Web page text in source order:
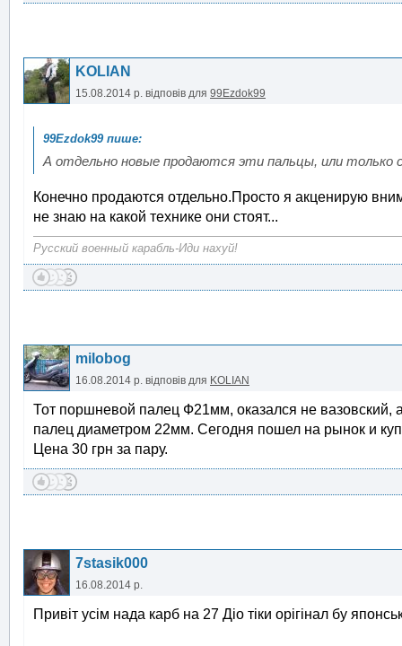
KOLIAN
15.08.2014 р. відповів для 99Ezdok99
А отдельно новые продаются эти пальцы, или только
Конечно продаются отдельно.Просто я акценирую
не знаю на какой технике они стоят...
Русский военный карабль-Иди нахуй!
milobog
16.08.2014 р. відповів для KOLIAN
Тот поршневой палец Ф21мм, оказался не вазовский,
палец диаметром 22мм. Сегодня пошел на рынок и
Цена 30 грн за пару.
7stasik000
16.08.2014 р.
Привіт усім нада карб на 27 Діо тіки орігінал бу